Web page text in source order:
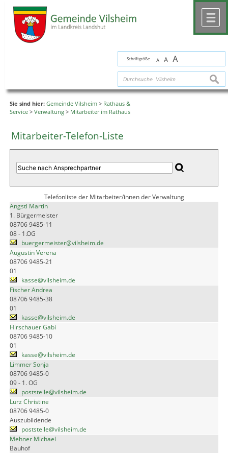
Schriftgröße A A A
Sie sind hier: Gemeinde Vilsheim > Rathaus &
Service > Verwaltung > Mitarbeiter im Rathaus
Mitarbeiter-Telefon-Liste
Telefonliste der Mitarbeiter/innen der Verwaltung
Angstl Martin
1. Bürgermeister
08706 9485-11
08 - 1.OG
buergermeister@vilsheim.de
Augustin Verena
08706 9485-21
01
kasse@vilsheim.de
Fischer Andrea
08706 9485-38
01
kasse@vilsheim.de
Hirschauer Gabi
08706 9485-10
01
kasse@vilsheim.de
Limmer Sonja
08706 9485-0
09 - 1. OG
poststelle@vilsheim.de
Lurz Christine
08706 9485-0
Auszubildende
poststelle@vilsheim.de
Mehner Michael
Bauhof